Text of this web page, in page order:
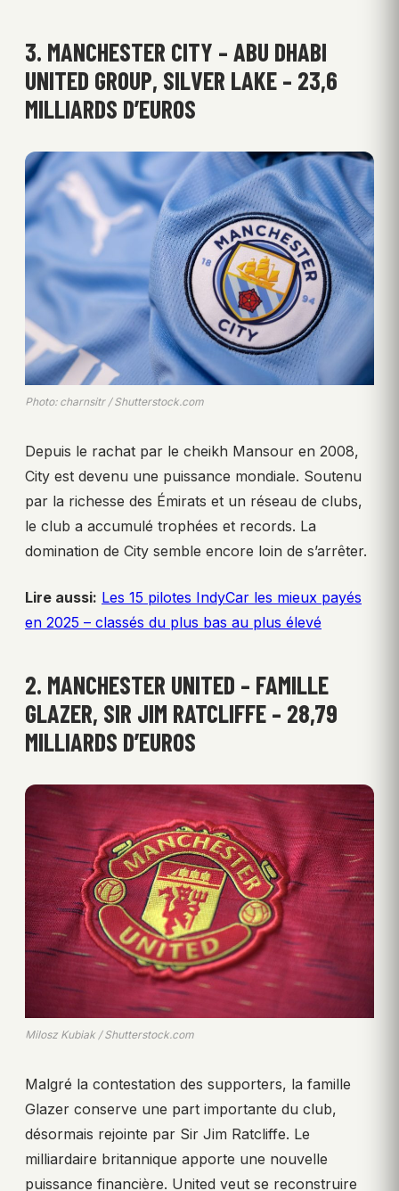
3. MANCHESTER CITY – ABU DHABI
UNITED GROUP, SILVER LAKE – 23,6
MILLIARDS D’EUROS
Photo: charnsitr / Shutterstock.com
Depuis le rachat par le cheikh Mansour en 2008,
City est devenu une puissance mondiale. Soutenu
par la richesse des Émirats et un réseau de clubs,
le club a accumulé trophées et records. La
domination de City semble encore loin de s’arrêter.
Lire aussi: Les 15 pilotes IndyCar les mieux payés
en 2025 – classés du plus bas au plus élevé
2. MANCHESTER UNITED – FAMILLE
GLAZER, SIR JIM RATCLIFFE – 28,79
MILLIARDS D’EUROS
Milosz Kubiak / Shutterstock.com
Malgré la contestation des supporters, la famille
Glazer conserve une part importante du club,
désormais rejointe par Sir Jim Ratcliffe. Le
milliardaire britannique apporte une nouvelle
puissance financière. United veut se reconstruire